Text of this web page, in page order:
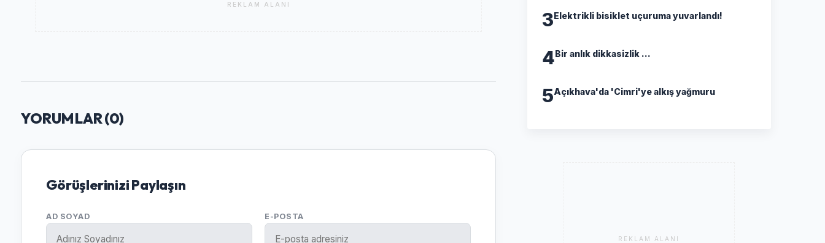
REKLAM ALANI
YORUMLAR (0)
Görüşlerinizi Paylaşın
AD SOYAD E-POSTA
3Elektrikli bisiklet uçuruma yuvarlandı!
4Bir anlık dikkasizlik ...
5Açıkhava'da 'Cimri'ye alkış yağmuru
REKLAM ALANI